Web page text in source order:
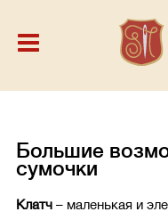
Большие
сумочки
Клатч – маленькая и